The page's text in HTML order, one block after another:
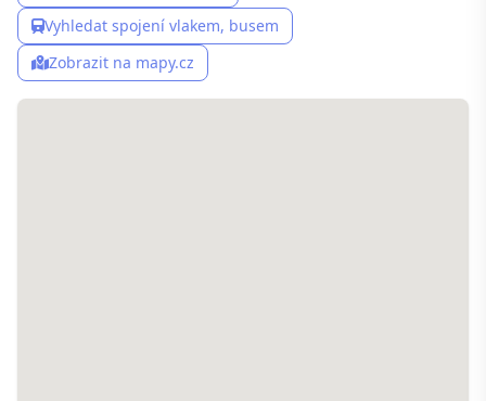
Vyhledat spojení vlakem, busem
Zobrazit na mapy.cz